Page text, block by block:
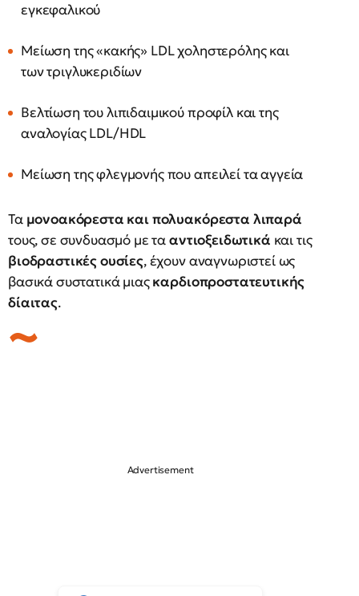
εγκεφαλικού
Μείωση της «κακής» LDL χοληστερόλης και
των τριγλυκεριδίων
Βελτίωση του λιπιδαιμικού προφίλ και της
αναλογίας LDL/HDL
Μείωση της φλεγμονής που απειλεί τα αγγεία
Τα μονοακόρεστα και πολυακόρεστα λιπαρά
τους, σε συνδυασμό με τααντιοξειδωτικά και τις
βιοδραστικές ουσίες, έχουν αναγνωριστεί ως
βασικά συστατικά μιαςκαρδιοπροστατευτικής
δίαιτας.